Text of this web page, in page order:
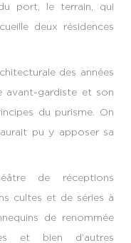
port, le terrain, qui
deux résidences
des années
avant-gardiste et son
du purisme. On
pu y apposer sa
de réceptions
cultes et de séries à
de renommée
et bien d’autres